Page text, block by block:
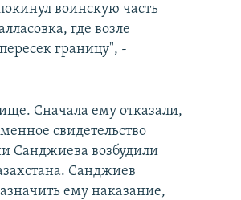
воинскую часть
где возле
границу", -
Сначала ему отказали,
свидетельство
Санджиева возбудили
Санджиев
ему наказание,